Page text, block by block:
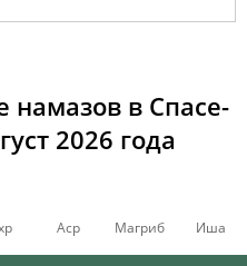
намазов в Спасе-
2026 года
Аср Магриб Иша
17:46 20:19
17:44 20:15 22:20